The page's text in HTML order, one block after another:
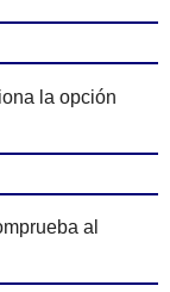
la opción
al